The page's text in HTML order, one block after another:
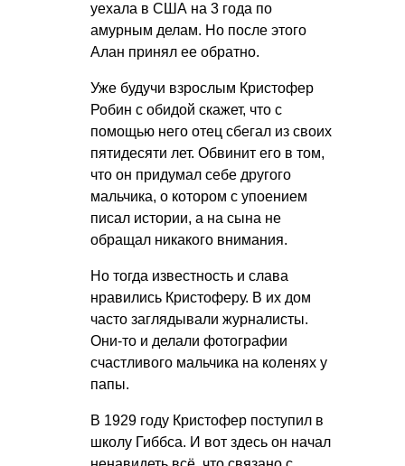
уехала в США на 3 года по
амурным делам. Но после этого
Алан принял ее обратно.
Уже будучи взрослым Кристофер
Робин с обидой скажет, что с
помощью него отец сбегал из своих
пятидесяти лет. Обвинит его в том,
что он придумал себе другого
мальчика, о котором с упоением
писал истории, а на сына не
обращал никакого внимания.
Но тогда известность и слава
нравились Кристоферу. В их дом
часто заглядывали журналисты.
Они-то и делали фотографии
счастливого мальчика на коленях у
папы.
В 1929 году Кристофер поступил в
школу Гиббса. И вот здесь он начал